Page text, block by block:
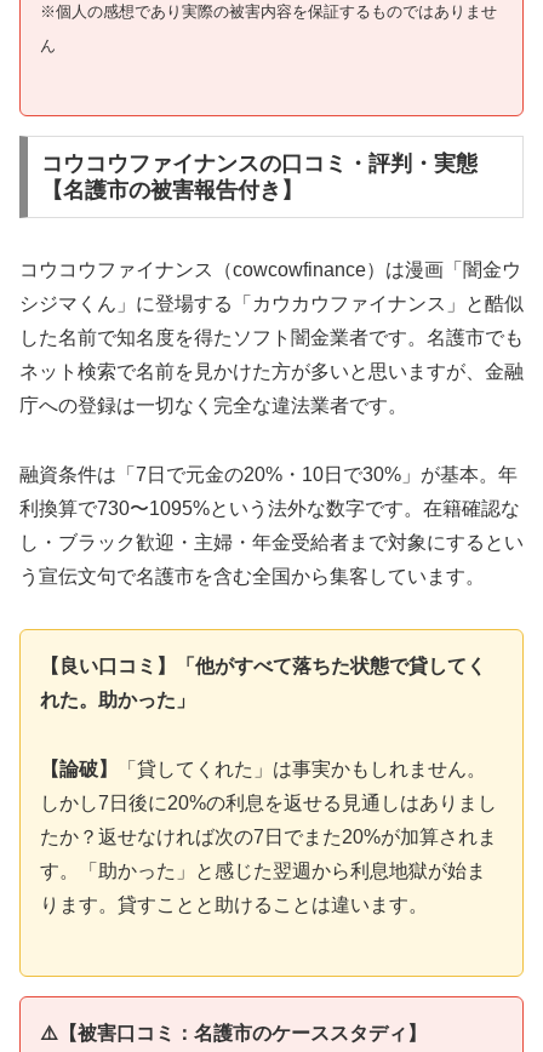
※個人の感想であり実際の被害内容を保証するものではありませ
ん
コウコウファイナンスの口コミ・評判・実態
【名護市の被害報告付き】
コウコウファイナンス（cowcowfinance）は漫画「闇金ウ
シジマくん」に登場する「カウカウファイナンス」と酷似
した名前で知名度を得たソフト闇金業者です。名護市でも
ネット検索で名前を見かけた方が多いと思いますが、金融
庁への登録は一切なく完全な違法業者です。
融資条件は「7日で元金の20%・10日で30%」が基本。年
利換算で730〜1095%という法外な数字です。在籍確認な
し・ブラック歓迎・主婦・年金受給者まで対象にするとい
う宣伝文句で名護市を含む全国から集客しています。
【良い口コミ】「他がすべて落ちた状態で貸してく
れた。助かった」
【論破】
「貸してくれた」は事実かもしれません。
しかし7日後に20%の利息を返せる見通しはありまし
たか？返せなければ次の7日でまた20%が加算されま
す。「助かった」と感じた翌週から利息地獄が始ま
ります。貸すことと助けることは違います。
⚠️【被害口コミ：名護市のケーススタディ】